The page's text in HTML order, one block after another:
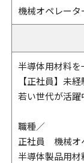
機械オペレータ
半導体用材料を
【正社員】未
若い世代が活躍
職種／
正社員 機械オ
半導体製品用材